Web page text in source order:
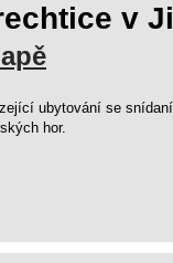
v
ubytování se
hor.